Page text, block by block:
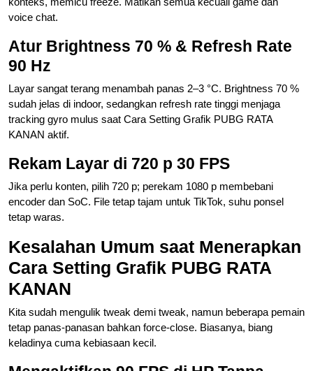
voice chat.
Atur Brightness 70 % & Refresh Rate
90 Hz
Layar sangat terang menambah panas 2–3 °C. Brightness 70 %
sudah jelas di indoor, sedangkan refresh rate tinggi menjaga
tracking gyro mulus saat Cara Setting Grafik PUBG RATA
KANAN aktif.
Rekam Layar di 720 p 30 FPS
Jika perlu konten, pilih 720 p; perekam 1080 p membebani
encoder dan SoC. File tetap tajam untuk TikTok, suhu ponsel
tetap waras.
Kesalahan Umum saat Menerapkan
Cara Setting Grafik PUBG RATA
KANAN
Kita sudah mengulik tweak demi tweak, namun beberapa pemain
tetap panas-panasan bahkan force-close. Biasanya, biang
keladinya cuma kebiasaan kecil.